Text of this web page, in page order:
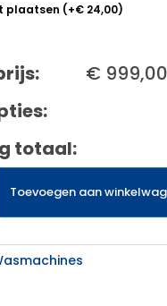
plaatsen (+€24,00)
€999,00
totaal:
Toevoegen aan